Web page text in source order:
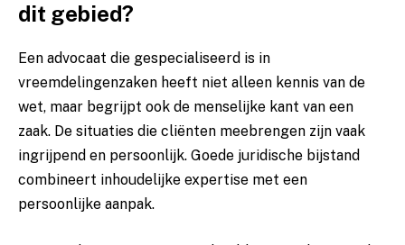
dit gebied?
Een advocaat die gespecialiseerd is in
vreemdelingenzaken heeft niet alleen kennis van de
wet, maar begrijpt ook de menselijke kant van een
zaak. De situaties die cliënten meebrengen zijn vaak
ingrijpend en persoonlijk. Goede juridische bijstand
combineert inhoudelijke expertise met een
persoonlijke aanpak.